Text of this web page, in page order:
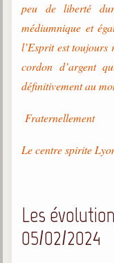
peu de liberté
médiumnique et
l’Esprit est toujours
cordon d’argent
définitivement au
Fraternellement
Le centre spirite
Les
05/02/2024